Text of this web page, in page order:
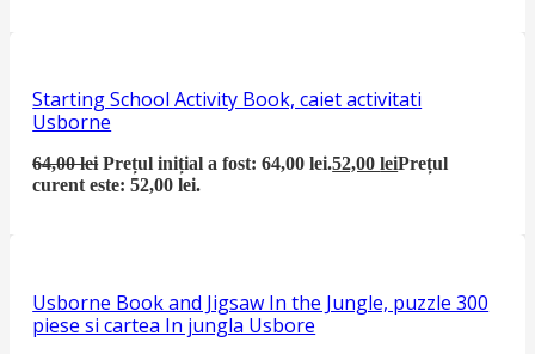
Starting School Activity Book, caiet activitati
Usborne
64,00lei Prețul inițial a fost: 64,00 lei.52,00leiPrețul
curent este: 52,00 lei.
Usborne Book and Jigsaw In the Jungle, puzzle 300
piese si cartea In jungla Usbore